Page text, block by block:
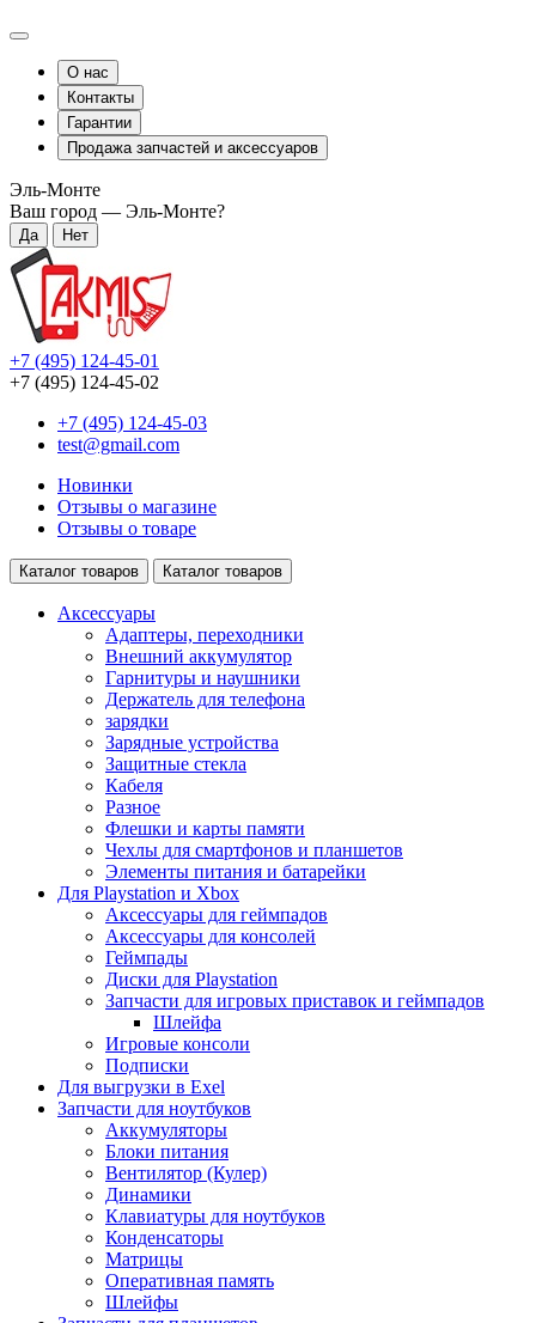
О нас
Контакты
Гарантии
Продажа запчастей и аксессуаров
Эль-Монте
Ваш город — Эль-Монте?
+7 (495) 124-45-01
+7 (495) 124-45-02
+7 (495) 124-45-03
test@gmail.com
Новинки
Отзывы о магазине
Отзывы о товаре
Каталог товаров Каталог товаров
Аксессуары
Адаптеры, переходники
Внешний аккумулятор
Гарнитуры и наушники
Держатель для телефона
зарядки
Зарядные устройства
Защитные стекла
Кабеля
Разное
Флешки и карты памяти
Чехлы для смартфонов и планшетов
Элементы питания и батарейки
Для Playstation и Xbox
Аксессуары для геймпадов
Аксессуары для консолей
Геймпады
Диски для Playstation
Запчасти для игровых приставок и геймпадов
Шлейфа
Игровые консоли
Подписки
Для выгрузки в Exel
Запчасти для ноутбуков
Аккумуляторы
Блоки питания
Вентилятор (Кулер)
Динамики
Клавиатуры для ноутбуков
Конденсаторы
Матрицы
Оперативная память
Шлейфы